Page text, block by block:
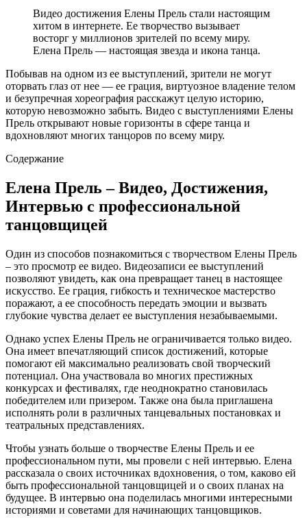
Видео достижения Елены Прель стали настоящим
хитом в интернете. Ее творчество вызывает
восторг у миллионов зрителей по всему миру.
Елена Прель — настоящая звезда и иконa танца.
Побывав на одном из ее выступлений, зрители не могут
оторвать глаз от нее — ее грация, виртуозное владение телом
и безупречная хореография расскажут целую историю,
которую невозможно забыть. Видео с выступлениями Елены
Прель открывают новые горизонты в сфере танца и
вдохновляют многих танцоров по всему миру.
Содержание
Елена Прель – Видео, Достижения,
Интервью с профессиональной
танцовщицей
Один из способов познакомиться с творчеством Елены Прель
– это просмотр ее видео. Видеозаписи ее выступлений
позволяют увидеть, как она превращает танец в настоящее
искусство. Ее грация, гибкость и техническое мастерство
поражают, а ее способность передать эмоции и вызвать
глубокие чувства делает ее выступления незабываемыми.
Однако успех Елены Прель не ограничивается только видео.
Она имеет впечатляющий список достижений, которые
помогают ей максимально реализовать свой творческий
потенциал. Она участвовала во многих престижных
конкурсах и фестивалях, где неоднократно становилась
победителем или призером. Также она была приглашена
исполнять роли в различных танцевальных постановках и
театральных представлениях.
Чтобы узнать больше о творчестве Елены Прель и ее
профессиональном пути, мы провели с ней интервью. Елена
рассказала о своих источниках вдохновения, о том, каково ей
быть профессиональной танцовщицей и о своих планах на
будущее. В интервью она поделилась многими интересными
историями и советами для начинающих танцовщиков.